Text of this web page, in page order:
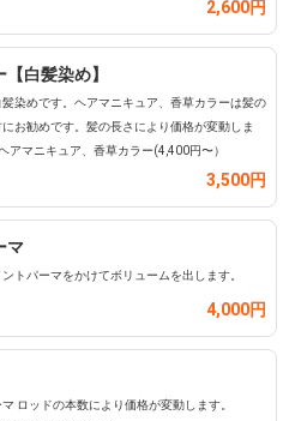
2,600円
白髪染め】
染めです。ヘアマニキュア、香草カラーは髪の
お勧めです。髪の長さにより価格が変動しま
アマニキュア、香草カラー(4,400円〜）
3,500円
マ
トパーマをかけてボリュームを出します。
4,000円
ロッドの本数により価格が変動します。